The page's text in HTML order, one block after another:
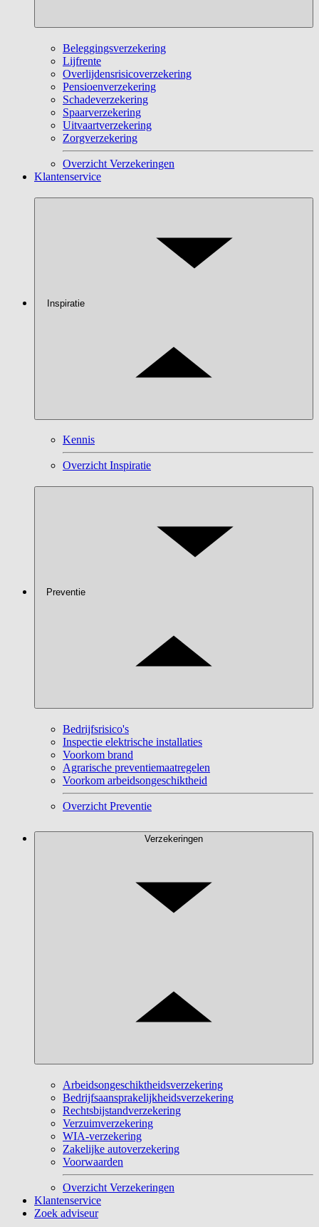
Beleggingsverzekering
Lijfrente
Overlijdensrisicoverzekering
Pensioenverzekering
Schadeverzekering
Spaarverzekering
Uitvaartverzekering
Zorgverzekering
Overzicht Verzekeringen
Klantenservice
Inspiratie
Kennis
Overzicht Inspiratie
Preventie
Bedrijfsrisico's
Inspectie elektrische installaties
Voorkom brand
Agrarische preventiemaatregelen
Voorkom arbeidsongeschiktheid
Overzicht Preventie
Verzekeringen
Arbeidsongeschiktheidsverzekering
Bedrijfsaansprakelijkheidsverzekering
Rechtsbijstandverzekering
Verzuimverzekering
WIA-verzekering
Zakelijke autoverzekering
Voorwaarden
Overzicht Verzekeringen
Klantenservice
Zoek adviseur